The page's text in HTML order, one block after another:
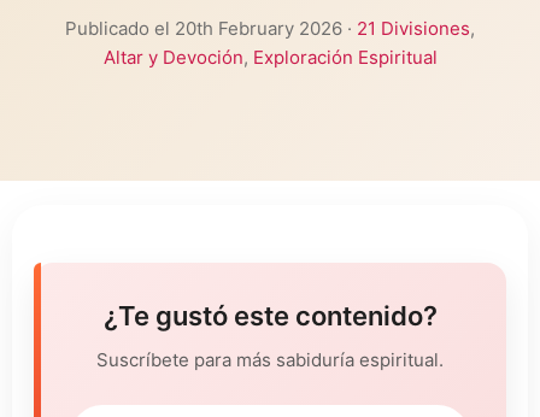
Publicado el 20th February 2026 · 21 Divisiones,
Altar y Devoción, Exploración Espiritual
¿Te gustó este contenido?
Suscríbete para más sabiduría espiritual.